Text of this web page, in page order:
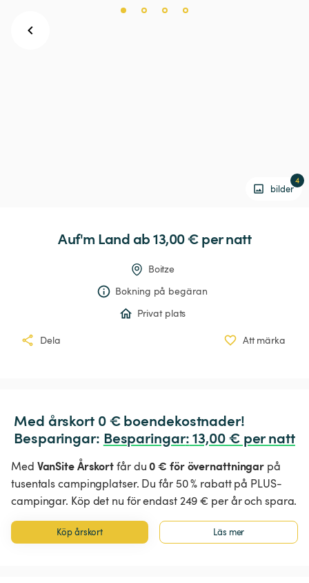
bilder
4
Auf'm Land ab 13,00 € per natt
Boitze
Bokning på begäran
Privat plats
Dela Att märka
Med årskort 0 € boendekostnader!
Besparingar: Besparingar: 13,00 € per natt
Med VanSite Årskortfår du0 € för övernattningar på
tusentals campingplatser. Du får 50 % rabatt på PLUS-
campingar. Köp det nu för endast 249 € per år och spara.
Köp årskort Läs mer